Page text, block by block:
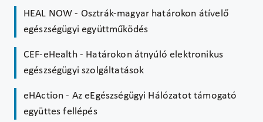
HEAL NOW - Osztrák-magyar határokon átívelő
egészségügyi együttműködés
CEF-eHealth - Határokon átnyúló elektronikus
egészségügyi szolgáltatások
eHAction - Az eEgészségügyi Hálózatot támogató
együttes fellépés